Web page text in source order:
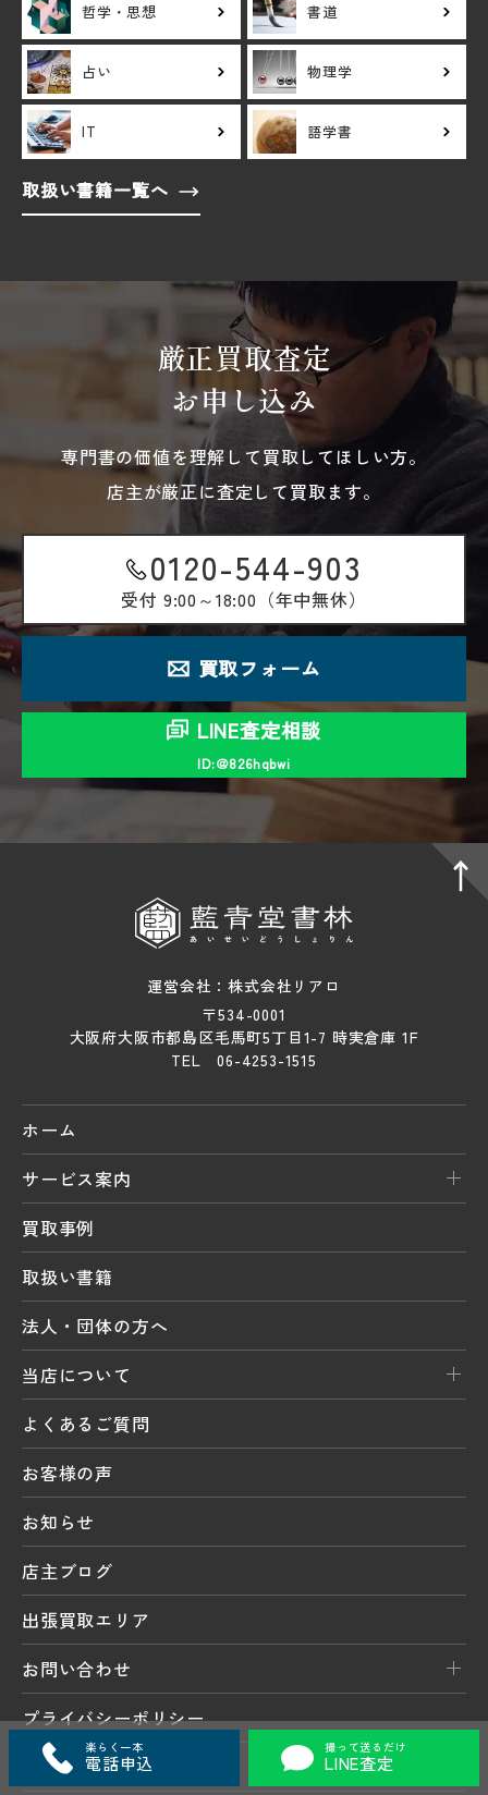
哲学・思想 書道
占い 物理学
IT 語学書
取扱い書籍一覧へ
厳正買取査定
お申し込み
専門書の価値を理解して買取してほしい方。
店主が厳正に査定して買取ます。
0120-544-903
受付 9:00～18:00（年中無休）
買取フォーム
LINE査定相談
ID:＠826hqbwi
運営会社：株式会社リアロ
〒534-0001
大阪府大阪市都島区毛馬町5丁目1-7 時実倉庫 1F
TEL 06-4253-1515
ホーム
サービス案内
買取事例
取扱い書籍
法人・団体の方へ
当店について
よくあるご質問
お客様の声
お知らせ
店主ブログ
出張買取エリア
お問い合わせ
プライバシーポリシー
サイトマップ
楽らく一本
電話申込
撮って送るだけ
LINE査定